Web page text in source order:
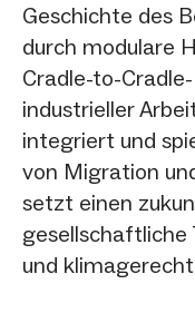
Geschichte des
durch modulare
Cradle-to-
industrieller
integriert und
von Migration
setzt einen
gesellschaftliche
und